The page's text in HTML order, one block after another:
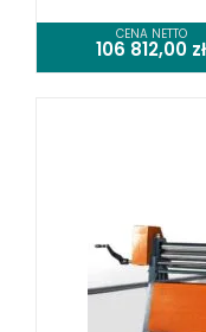
CENA NETTO
106 812,00 zł